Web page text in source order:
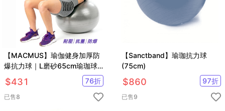
【MACMUS】瑜伽健身加厚防
爆抗力球｜L磨砂65cm瑜珈球
｜核心肌群鍛鍊抗力球
$431 76折
已售8
【Sanctband】瑜珈抗力球
(75cm)
$860 97折
已售9